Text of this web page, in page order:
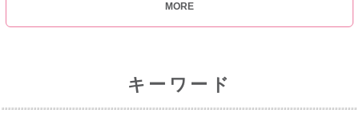
MORE
キーワード